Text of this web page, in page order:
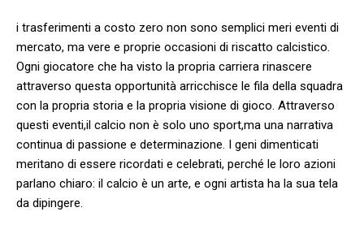
i trasferimenti a costo zero⁢ non sono semplici ⁣meri ⁢eventi⁤ di
mercato,​ ma vere e⁣ proprie occasioni di riscatto calcistico.
Ogni giocatore che ha visto ​la propria carriera ​rinascere
attraverso questa opportunità arricchisce le fila della squadra
con la propria storia e la propria visione di gioco. Attraverso
questi eventi,il ​calcio​ non ​è solo uno sport,ma una narrativa
continua di passione e determinazione. I geni⁣ dimenticati
meritano di essere ricordati e celebrati, perché le loro azioni
parlano chiaro: il calcio è un⁢ arte, e ogni artista ha la sua tela
⁢da dipingere.